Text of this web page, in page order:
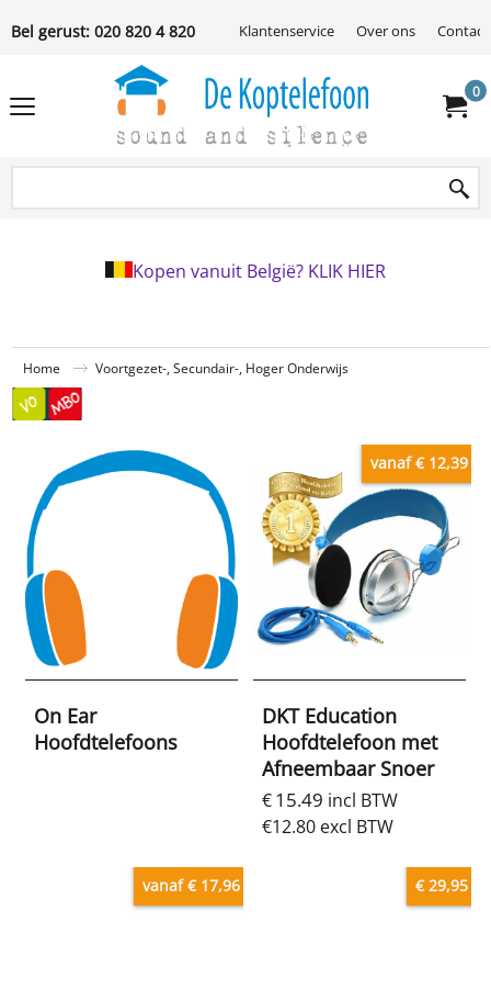
Bel gerust: 020 820 4 820 Klantenservice Over ons
0
Kopen vanuit België? KLIK HIER
Home Voortgezet-, Secundair-, Hoger Onderwijs
On Ear
Hoofdtelefoons
vanaf € 12,39
DKT Education
Hoofdtelefoon met
Afneembaar Snoer
€15.49 incl BTW
€12.80 excl BTW
vanaf € 17,96 € 29,95